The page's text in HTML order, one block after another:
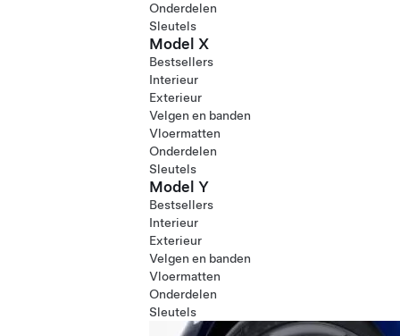
Onderdelen
Sleutels
Model X
Bestsellers
Interieur
Exterieur
Velgen en banden
Vloermatten
Onderdelen
Sleutels
Model Y
Bestsellers
Interieur
Exterieur
Velgen en banden
Vloermatten
Onderdelen
Sleutels